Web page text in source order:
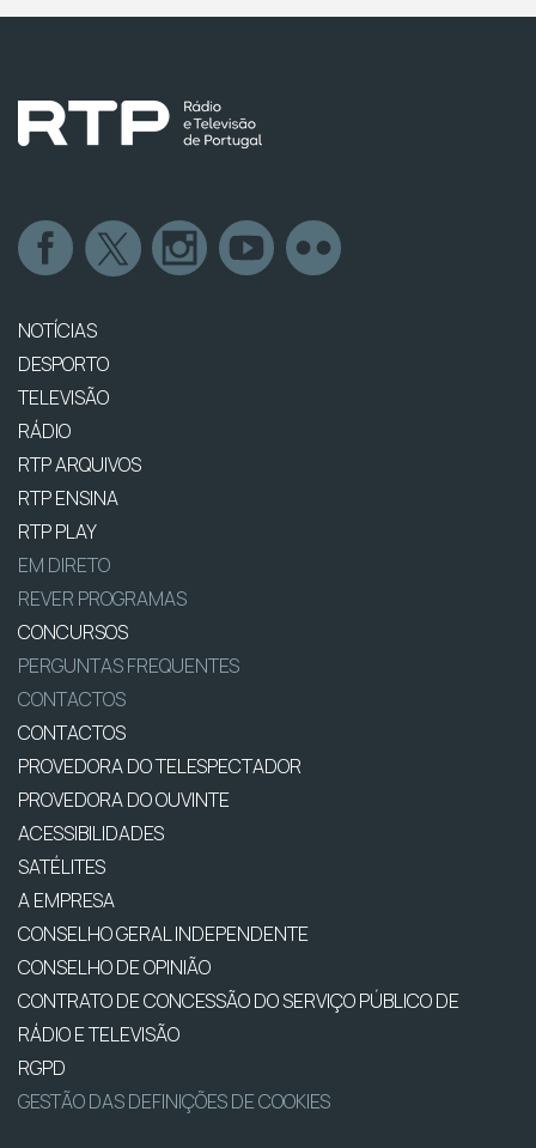
NOTÍCIAS
DESPORTO
TELEVISÃO
RÁDIO
RTP ARQUIVOS
RTP ENSINA
RTP PLAY
EM DIRETO
REVER PROGRAMAS
CONCURSOS
PERGUNTAS FREQUENTES
CONTACTOS
CONTACTOS
PROVEDORA DO TELESPECTADOR
PROVEDORA DO OUVINTE
ACESSIBILIDADES
SATÉLITES
A EMPRESA
CONSELHO GERAL INDEPENDENTE
CONSELHO DE OPINIÃO
CONTRATO DE CONCESSÃO DO SERVIÇO PÚBLICO DE
RÁDIO E TELEVISÃO
RGPD
GESTÃO DAS DEFINIÇÕES DE COOKIES